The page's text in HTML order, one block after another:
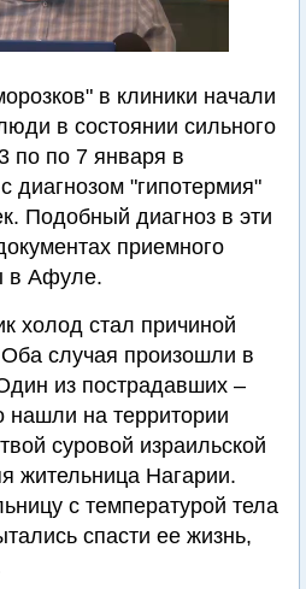
в клиники начали
в состоянии сильного
по по 7 января в
диагнозом "гипотермия"
Подобный диагноз в эти
приемного
в Афуле.
холод стал причиной
случая произошли в
из пострадавших –
нашли на территории
суровой израильской
жительница Нагарии.
с температурой тела
спасти ее жизнь,